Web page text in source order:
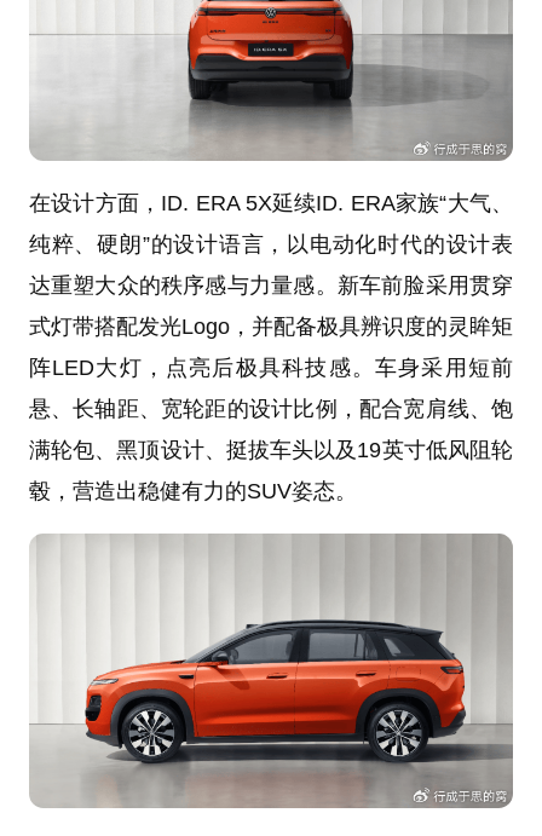
在设计方面，ID. ERA 5X延续ID. ERA家族“大气、
纯粹、硬朗”的设计语言，以电动化时代的设计表
达重塑大众的秩序感与力量感。新车前脸采用贯穿
式灯带搭配发光Logo，并配备极具辨识度的灵眸矩
阵LED大灯，点亮后极具科技感。车身采用短前
悬、长轴距、宽轮距的设计比例，配合宽肩线、饱
满轮包、黑顶设计、挺拔车头以及19英寸低风阻轮
毂，营造出稳健有力的SUV姿态。